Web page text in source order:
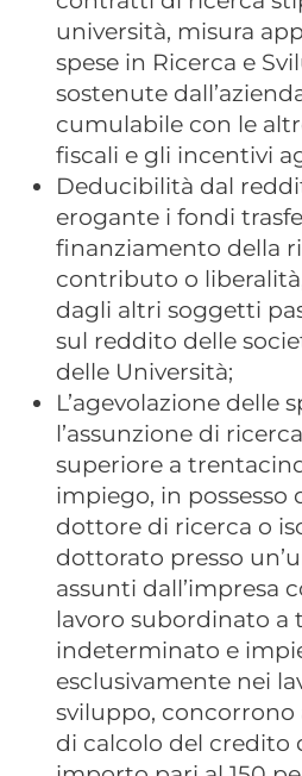
università, misura
spese in Ricerca e
sostenute
cumulabile con le
fiscali e gli incentivi
Deducibilità dal
erogante i fondi
finanziamento della
contributo o
dagli altri soggetti
sul reddito delle
delle Università;
L’agevolazione delle
l’assunzione di
superiore a
impiego, in
dottore di ricerca o
dottorato presso
assunti dall’impresa
lavoro subordinato a
indeterminato e
esclusivamente nei
sviluppo, concorrono
di calcolo del credito